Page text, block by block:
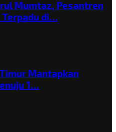
Mumtaz, Pesantren
Terpadu di…
Timur Mantapkan
1…